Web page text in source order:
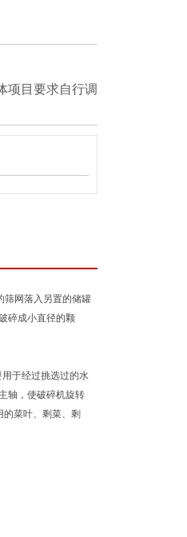
项目要求自行调
筛网落入另置的储罐
碎成小直径的颗
于经过挑选过的水
轴，使破碎机旋转
菜叶、剩菜、剩